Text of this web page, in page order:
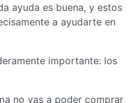
ayuda es buena, y estos
a ayudarte en
importante: los
no vas a poder comprar